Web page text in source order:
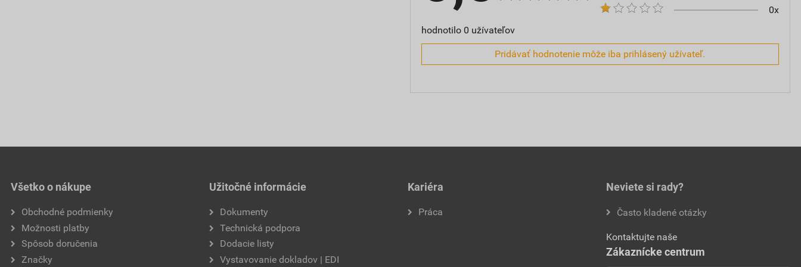
hodnotilo 0 užívateľov
0x
Pridávať hodnotenie môže iba prihlásený užívateľ.
Všetko o nákupe
Obchodné podmienky
Možnosti platby
Spôsob doručenia
Značky
Užitočné informácie
Dokumenty
Technická podpora
Dodacie listy
Vystavovanie dokladov | EDI
Kariéra
Práca
Neviete si rady?
Často kladené otázky
Kontaktujte naše
Zákaznícke centrum